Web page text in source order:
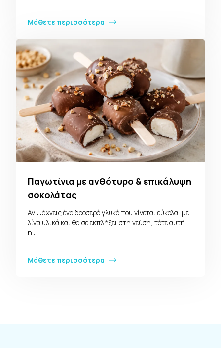
Μάθετε περισσότερα
Παγωτίνια με ανθότυρο & επικάλυψη
σοκολάτας
Αν ψάχνεις ένα δροσερό γλυκό που γίνεται εύκολα, με
λίγα υλικά και θα σε εκπλήξει στη γεύση, τότε αυτή
η…
Μάθετε περισσότερα